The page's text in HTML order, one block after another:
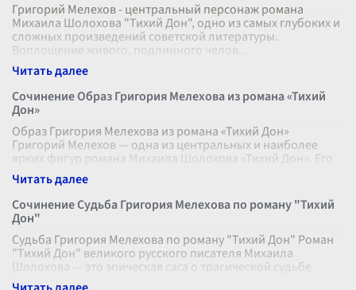
Григорий Мелехов - центральный персонаж романа
Михаила Шолохова "Тихий Дон", одно из самых глубоких и
сложных произведений советской литературы.
Воплощение живого, подлинного челов
Сочинение Образ Григория Мелехова из романа «Тихий
Дон»
Образ Григория Мелехова из романа «Тихий Дон»
Григорий Мелехов — одна из центральных и наиболее
ярких фигур романа Михаила Шолохова «Тихий Дон». Его
образ олицетворяет сложный и п
Сочинение Судьба Григория Мелехова по роману "Тихий
Дон"
Судьба Григория Мелехова по роману "Тихий Дон" Роман
"Тихий Дон" великого русского писателя Михаила
Шолохова — это эпическая сага о трагической судьбе
России в годы Первой мировой